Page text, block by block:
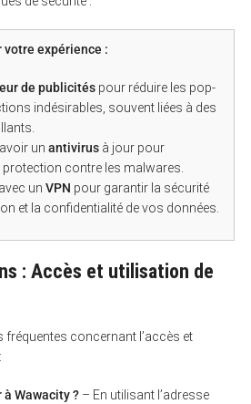
votre expérience :
de publicitéspour réduire les pop-
indésirables, souvent liées à des
un antivirusà jour pour
contre les malwares.
un VPN pour garantir la sécurité
et la confidentialité de vos données.
: Accès et utilisation de
concernant l’accès et
Wawacity ?– En utilisant l’adresse